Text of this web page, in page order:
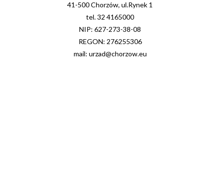
41-500 Chorzów, ul.Rynek 1
tel. 32 4165000
NIP: 627-273-38-08
REGON: 276255306
mail: urzad@chorzow.eu